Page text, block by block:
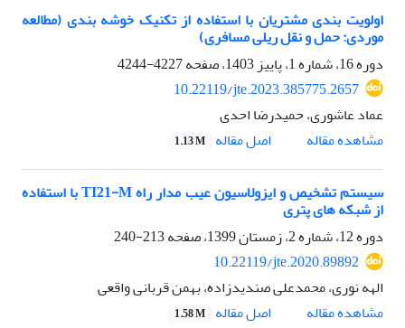
اولویت بندی مشتریان با استفاده از تکنیک خوشه بندی (مطالعه
موردی: حمل و نقل ریلی مسافری)
دوره 16، شماره 1، پاییز 1403، صفحه
4227-4244
10.22119/jte.2023.385775.2657
عماد عاشوری، حمیدرضا احدی
مشاهده مقاله
اصل مقاله 1.13 M
سیستم تشخیص و ایزولاسیون عیب مدار راه TI21-M با استفاده
از شبکه های پتری
دوره 12، شماره 2، زمستان 1399، صفحه
213-240
10.22119/jte.2020.89892
الهه نوری، محمدعلی صندیدزاده، بهمن قربانی واقعی
مشاهده مقاله
اصل مقاله 1.58 M